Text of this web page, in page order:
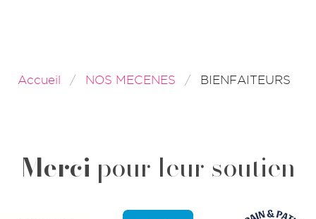
Accueil NOS MECENES BIENFAITEURS
Merci pour leur soutien